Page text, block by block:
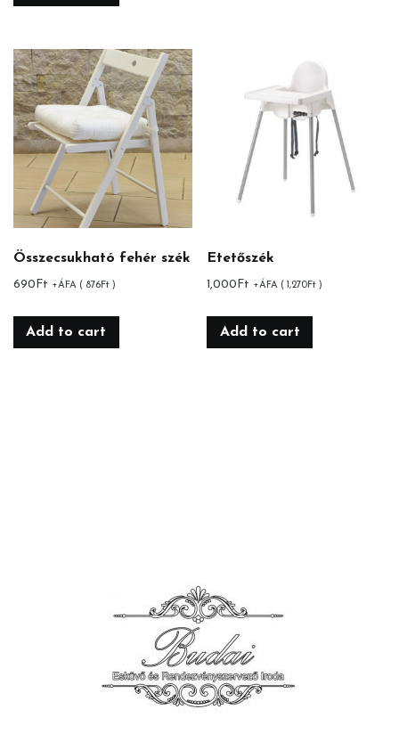
Összecsukható fehér szék
690 Ft +ÁFA ( 876Ft )
Add to cart
Etetőszék
1,000 Ft +ÁFA ( 1,270Ft )
Add to cart